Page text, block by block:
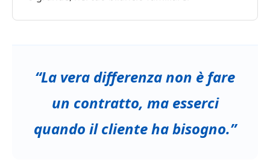
“La vera differenza non è fare
un contratto, ma esserci
quando il cliente ha bisogno.”